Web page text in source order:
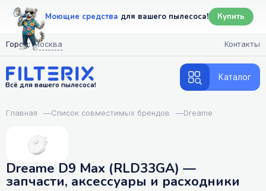
Моющие средства для вашего пылесоса! Купить
Город: Москва Контакты
Всё для вашего пылесоса!
Каталог
Главная —Список совместимых брендов —Dreame
Dreame D9 Max (RLD33GA) —
запчасти, аксессуары и расходники